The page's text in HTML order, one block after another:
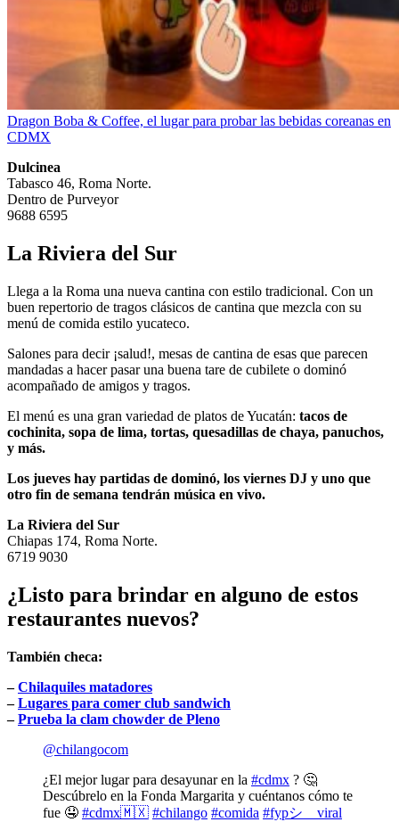
Dragon Boba & Coffee, el lugar para probar las bebidas coreanas en
CDMX
Dulcinea
Tabasco 46, Roma Norte.
Dentro de Purveyor
9688 6595
La Riviera del Sur
Llega a la Roma una nueva cantina con estilo tradicional. Con un
buen repertorio de tragos clásicos de cantina que mezcla con su
menú de comida estilo yucateco.
Salones para decir ¡salud!, mesas de cantina de esas que parecen
mandadas a hacer pasar una buena tare de cubilete o dominó
acompañado de amigos y tragos.
El menú es una gran variedad de platos de Yucatán: tacos de
cochinita, sopa de lima, tortas, quesadillas de chaya, panuchos,
y más.
Los jueves hay partidas de dominó, los viernes DJ y uno que
otro fin de semana tendrán música en vivo.
La Riviera del Sur
Chiapas 174, Roma Norte.
6719 9030
¿Listo para brindar en alguno de estos
restaurantes nuevos?
También checa:
–Chilaquiles matadores
–Lugares para comer club sandwich
–Prueba la clam chowder de Pleno
@chilangocom
¿El mejor lugar para desayunar en la #cdmx ? 🤔
Descúbrelo en la Fonda Margarita y cuéntanos cómo te
fue 🤤 #cdmx🇲🇽 #chilango #comida #fypシ゚viral